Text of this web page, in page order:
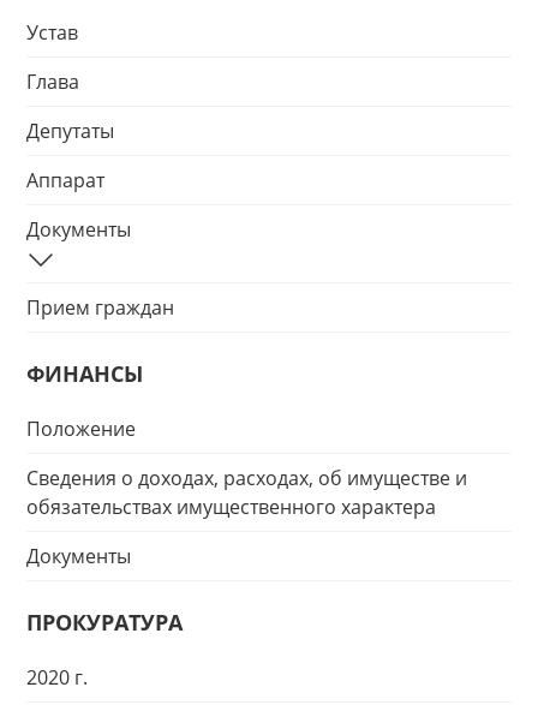
Устав
Глава
Депутаты
Аппарат
Документы
Прием граждан
ФИНАНСЫ
Положение
Сведения о доходах, расходах, об имуществе и
обязательствах имущественного характера
Документы
ПРОКУРАТУРА
2020 г.